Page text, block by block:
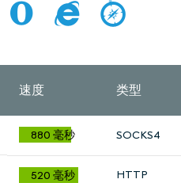
速度 类型
880 毫秒 SOCKS4
520 毫秒 HTTP